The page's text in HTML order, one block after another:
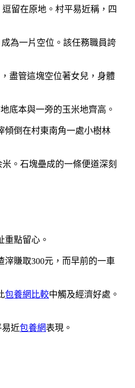
留在原地。村平易近稱，四
為一片空位。該任務職員誇
盡管這塊空位著女兒，身體
底本與一旁的玉米地齊高。
傾倒在村東南角一處小樹林
。石塊壘成的一條便道深刻
點留心。
賺取300元，而早前的一車
包養網比較中觸及經濟好處。
近包養網表現。